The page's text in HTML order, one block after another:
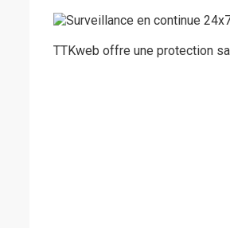
TTKweb offre une protection